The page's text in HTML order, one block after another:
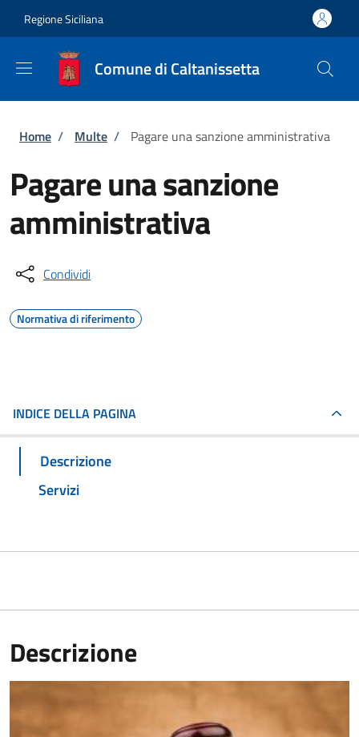
Regione Siciliana
Comune di Caltanissetta
Briciole di pane
Home / Multe / Pagare una sanzione amministrativa
Pagare una sanzione
amministrativa
Condividi
Normativa di riferimento
INDICE DELLA PAGINA
Descrizione
Servizi
Descrizione